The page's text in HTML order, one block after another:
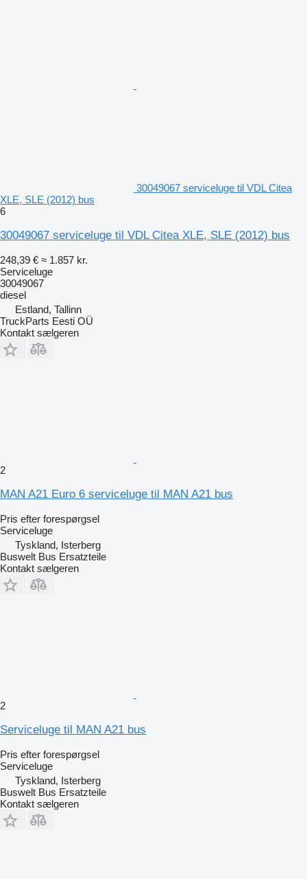
30049067 serviceluge til VDL Citea
XLE, SLE (2012) bus
6
30049067 serviceluge til VDL Citea XLE, SLE (2012) bus
248,39 € ≈ 1.857 kr.
Serviceluge
30049067
diesel
Estland, Tallinn
TruckParts Eesti OÜ
Kontakt sælgeren
2
MAN A21 Euro 6 serviceluge til MAN A21 bus
Pris efter forespørgsel
Serviceluge
Tyskland, Isterberg
Buswelt Bus Ersatzteile
Kontakt sælgeren
2
Serviceluge til MAN A21 bus
Pris efter forespørgsel
Serviceluge
Tyskland, Isterberg
Buswelt Bus Ersatzteile
Kontakt sælgeren